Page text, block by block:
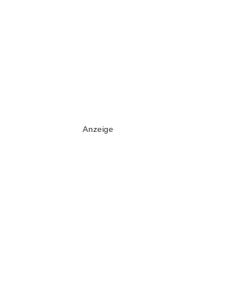
Anzeige